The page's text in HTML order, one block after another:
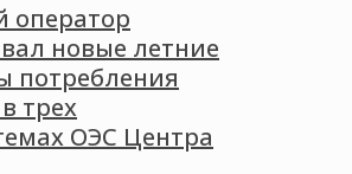
оператор
новые летние
потребления
трех
ОЭС Центра